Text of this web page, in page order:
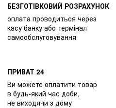
БЕЗГОТІВКОВИЙ РОЗРАХУНОК
оплата проводиться через
касу банку або термінал
самообслуговування
ПРИВАТ 24
Ви можете оплатити товар
в будь-який час доби,
не виходячи з дому